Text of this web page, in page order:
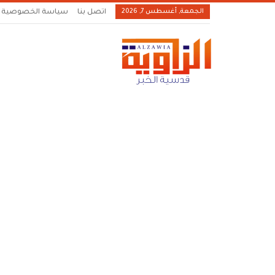
الجمعة, أغسطس 7, 2026 اتصل بنا سياسة الخصوصية